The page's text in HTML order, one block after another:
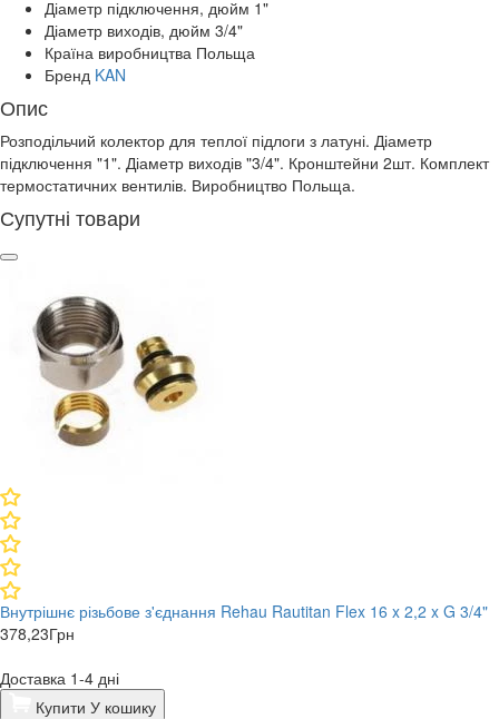
Діаметр підключення, дюйм 1"
Діаметр виходів, дюйм 3/4"
Країна виробництва Польща
Бренд KAN
Опис
Розподільчий колектор для теплої підлоги з латуні. Діаметр
підключення "1". Діаметр виходів "3/4". Кронштейни 2шт. Комплект
термостатичних вентилів. Виробництво Польща.
Супутні товари
Внутрішнє різьбове з'єднання Rehau Rautitan Flex 16 x 2,2 x G 3/4"
378,23Грн
Доставка 1-4 дні
Купити У кошику